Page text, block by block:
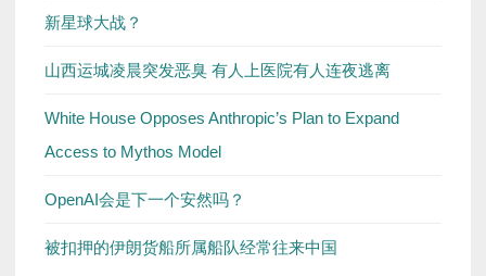
新星球大战？
山西运城凌晨突发恶臭 有人上医院有人连夜逃离
White House Opposes Anthropic’s Plan to Expand
Access to Mythos Model
OpenAI会是下一个安然吗？
被扣押的伊朗货船所属船队经常往来中国